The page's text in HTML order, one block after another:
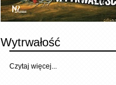
Wytrwałość
Czytaj więcej...